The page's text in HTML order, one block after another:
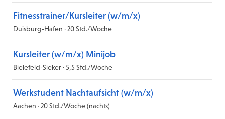
Fitnesstrainer/Kursleiter (w/m/x)
Duisburg-Hafen · 20 Std./Woche
Kursleiter (w/m/x) Minijob
Bielefeld-Sieker · 5,5 Std./Woche
Werkstudent Nachtaufsicht (w/m/x)
Aachen · 20 Std./Woche (nachts)